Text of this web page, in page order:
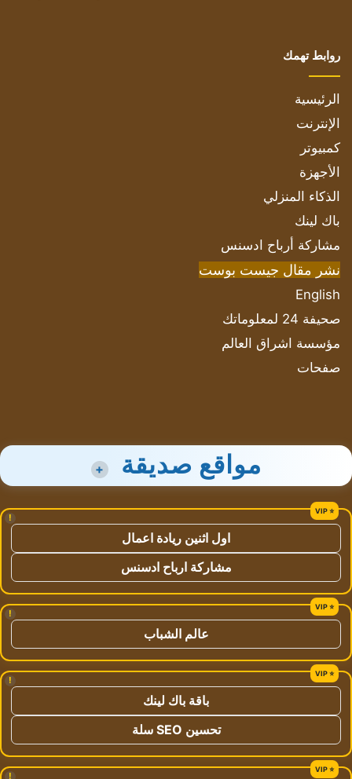
روابط تهمك
الرئيسية
الإنترنت
كمبيوتر
الأجهزة
الذكاء المنزلي
باك لينك
مشاركة أرباح ادسنس
نشر مقال جيست بوست
English
صحيفة 24 لمعلوماتك
مؤسسة اشراق العالم
صفحات
مواقع صديقة +
!
اول اثنين ريادة اعمال
مشاركة ارباح ادسنس
!
عالم الشباب
!
باقة باك لينك
تحسين SEO سلة
!